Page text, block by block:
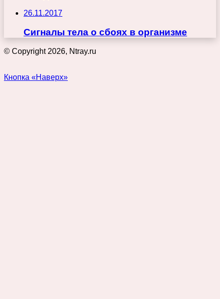
26.11.2017
Сигналы тела о сбоях в организме
© Copyright 2026, Ntray.ru
Кнопка «Наверх»